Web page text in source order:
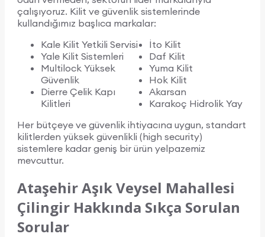
çalışıyoruz. Kilit ve güvenlik sistemlerinde
kullandığımız başlıca markalar:
Kale Kilit Yetkili Servisi
Yale Kilit Sistemleri
Multilock Yüksek
Güvenlik
Dierre Çelik Kapı
Kilitleri
İto Kilit
Daf Kilit
Yuma Kilit
Hok Kilit
Akarsan
Karakoç Hidrolik Yay
Her bütçeye ve güvenlik ihtiyacına uygun, standart
kilitlerden yüksek güvenlikli (high security)
sistemlere kadar geniş bir ürün yelpazemiz
mevcuttur.
Ataşehir Aşık Veysel Mahallesi
Çilingir Hakkında Sıkça Sorulan
Sorular